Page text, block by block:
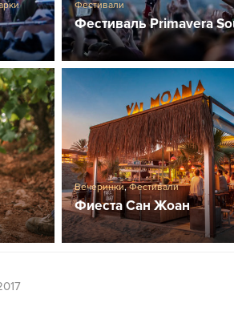
Фестивали
Фестиваль Primavera
Вечеринки,Фестивали
Фиеста Сан Жоан